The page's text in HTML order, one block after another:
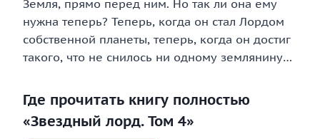
Земля, прямо перед ним. Но так ли она ему
нужна теперь? Теперь, когда он стал Лордом
собственной планеты, теперь, когда он достиг
такого, что не снилось ни одному землянину…
Где прочитать книгу полностью
«Звездный лорд. Том 4»